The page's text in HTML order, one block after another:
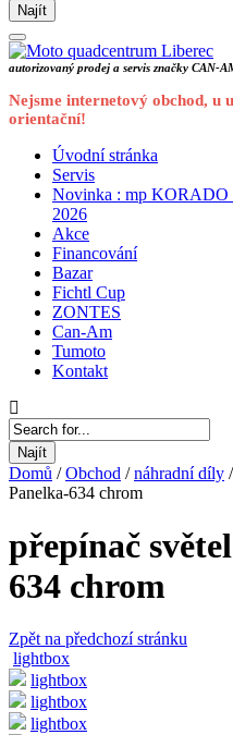
Najít
autorizovaný prodej a servis značky CAN-
Nejsme internetový obchod, u
orientační!
Úvodní stránka
Servis
Novinka : mp KORADO
2026
Akce
Financování
Bazar
Fichtl Cup
ZONTES
Can-Am
Tumoto
Kontakt
Najít
Domů / Obchod / náhradní díly /
Panelka-634 chrom
přepínač
634 chrom
Zpět na předchozí stránku
lightbox
lightbox
lightbox
lightbox